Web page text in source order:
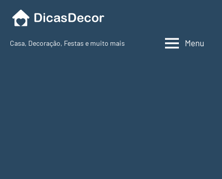
para
conteúdo
Dicas
Casa, Decoração, Festas e muito mais Menu